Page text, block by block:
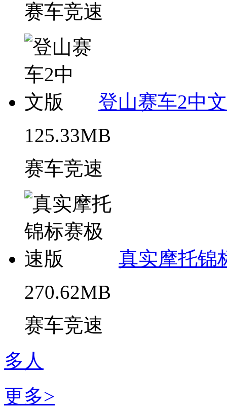
赛车竞速
登山赛车2中
125.33MB
赛车竞速
真实摩托锦
270.62MB
赛车竞速
多人
更多>